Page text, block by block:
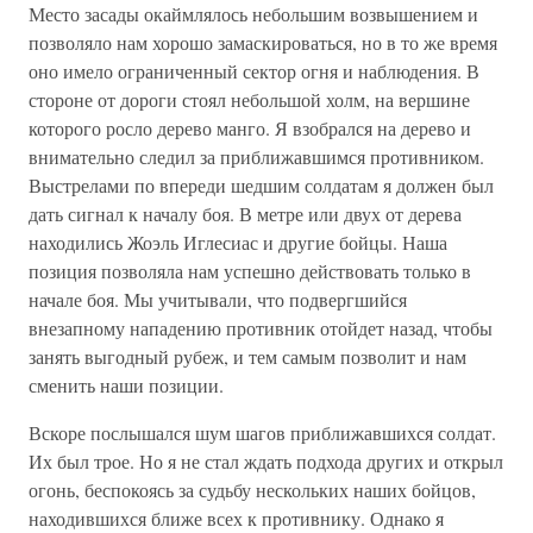
Место засады окаймлялось небольшим возвышением и
позволяло нам хорошо замаскироваться, но в то же время
оно имело ограниченный сектор огня и наблюдения. В
стороне от дороги стоял небольшой холм, на вершине
которого росло дерево манго. Я взобрался на дерево и
внимательно следил за приближавшимся противником.
Выстрелами по впереди шедшим солдатам я должен был
дать сигнал к началу боя. В метре или двух от дерева
находились Жоэль Иглесиас и другие бойцы. Наша
позиция позволяла нам успешно действовать только в
начале боя. Мы учитывали, что подвергшийся
внезапному нападению противник отойдет назад, чтобы
занять выгодный рубеж, и тем самым позволит и нам
сменить наши позиции.
Вскоре послышался шум шагов приближавшихся солдат.
Их был трое. Но я не стал ждать подхода других и открыл
огонь, беспокоясь за судьбу нескольких наших бойцов,
находившихся ближе всех к противнику. Однако я